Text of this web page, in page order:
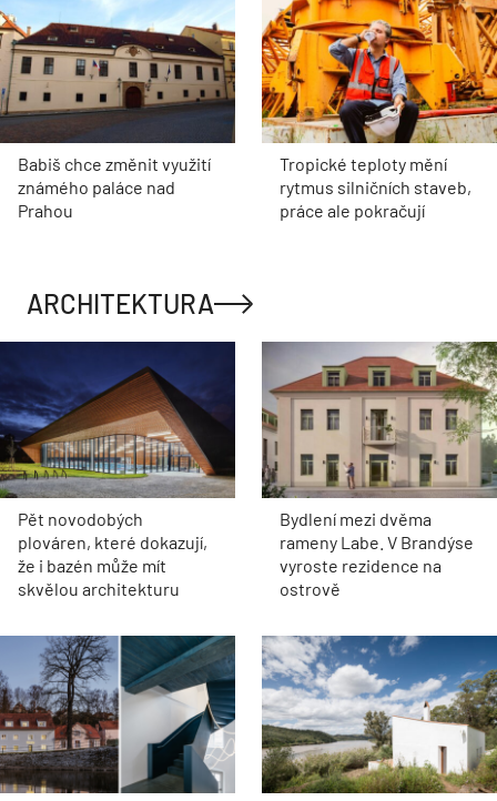
Babiš chce změnit využití
známého paláce nad
Prahou
Tropické teploty mění
rytmus silničních staveb,
práce ale pokračují
ARCHITEKTURA
Pět novodobých
plováren, které dokazují,
že i bazén může mít
skvělou architekturu
Bydlení mezi dvěma
rameny Labe. V Brandýse
vyroste rezidence na
ostrově